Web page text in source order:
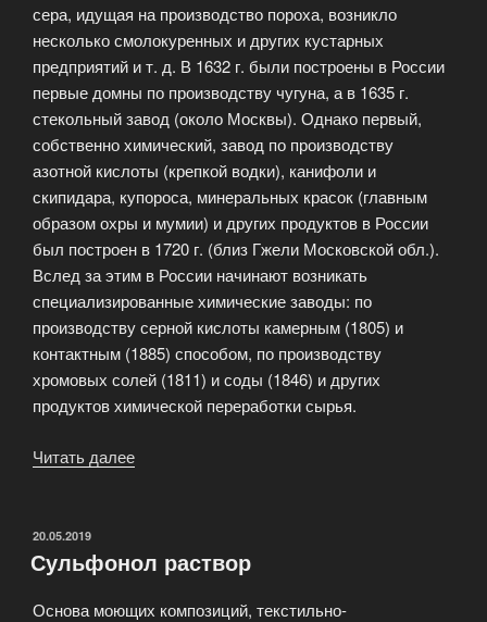
сера, идущая на производство пороха, возникло
несколько смолокуренных и других кустарных
предприятий и т. д. В 1632 г. были построены в России
первые домны по производству чугуна, а в 1635 г.
стекольный завод (около Москвы). Однако первый,
собственно химический, завод по производству
азотной кислоты (крепкой водки), канифоли и
скипидара, купороса, минеральных красок (главным
образом охры и мумии) и других продуктов в России
был построен в 1720 г. (близ Гжели Московской обл.).
Вслед за этим в России начинают возникать
специализированные химические заводы: по
производству серной кислоты камерным (1805) и
контактным (1885) способом, по производству
хромовых солей (1811) и соды (1846) и других
продуктов химической переработки сырья.
Читать далее
ОПУБЛИКОВАНО
20.05.2019
Сульфонол раствор
Основа моющих композиций, текстильно-